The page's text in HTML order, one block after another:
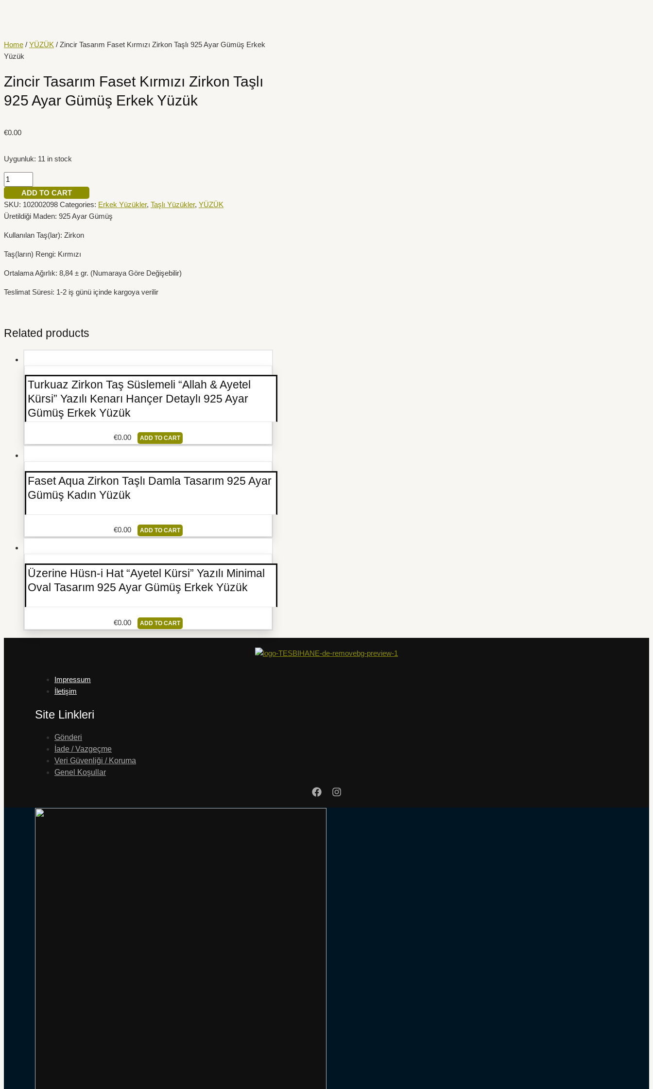
Home / YÜZÜK / Zincir Tasarım Faset Kırmızı Zirkon Taşlı 925 Ayar Gümüş Erkek
Yüzük
Zincir Tasarım Faset Kırmızı Zirkon Taşlı
925 Ayar Gümüş Erkek Yüzük
€0.00
Uygunluk: 11 in stock
Kırmızı
Zirkon
925
Ayar
Gümüş
quantity
ADD TO CART
SKU: 102002098 Categories: Erkek Yüzükler, Taşlı Yüzükler, YÜZÜK
Üretildiği Maden: 925 Ayar Gümüş
Kullanılan Taş(lar): Zirkon
Taş(ların) Rengi: Kırmızı
Ortalama Ağırlık: 8,84 ± gr. (Numaraya Göre Değişebilir)
Teslimat Süresi: 1-2 iş günü içinde kargoya verilir
Related products
Turkuaz Zirkon Taş Süslemeli “Allah & Ayetel
Kürsi” Yazılı Kenarı Hançer Detaylı 925 Ayar
Gümüş Erkek Yüzük
€0.00 ADD TO CART
Faset Aqua Zirkon Taşlı Damla Tasarım 925 Ayar
Gümüş Kadın Yüzük
€0.00 ADD TO CART
Üzerine Hüsn-i Hat “Ayetel Kürsi” Yazılı Minimal
Oval Tasarım 925 Ayar Gümüş Erkek Yüzük
€0.00 ADD TO CART
Impressum
İletişim
Site Linkleri
Gönderi
İade / Vazgeçme
Veri Güvenliği / Koruma
Genel Koşullar